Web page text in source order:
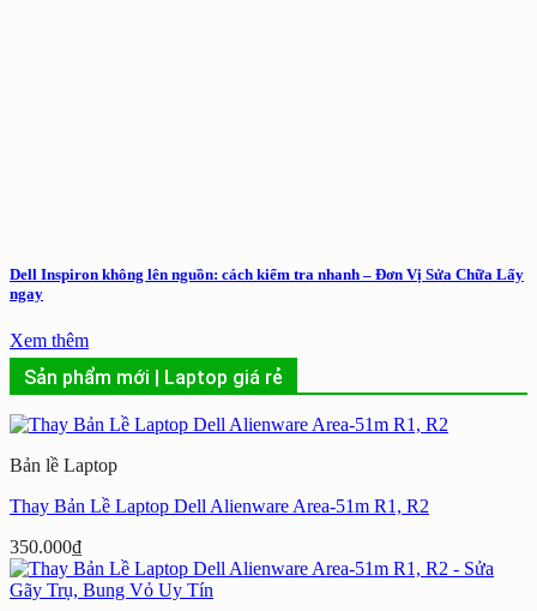
Dell Inspiron không lên nguồn: cách kiểm tra nhanh – Đơn Vị Sửa Chữa Lấy
ngay
Xem thêm
Sản phẩm mới | Laptop giá rẻ
Bản lề Laptop
Thay Bản Lề Laptop Dell Alienware Area-51m R1, R2
350.000₫